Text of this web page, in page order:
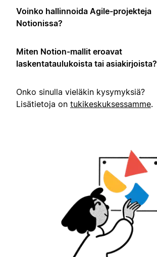
Voinko hallinnoida Agile-projekteja
Notionissa?
Miten Notion-mallit eroavat
laskentataulukoista tai asiakirjoista?
Onko sinulla vieläkin kysymyksiä?
Lisätietoja on tukikeskuksessamme.